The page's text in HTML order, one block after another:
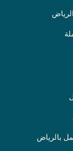
بالرياض